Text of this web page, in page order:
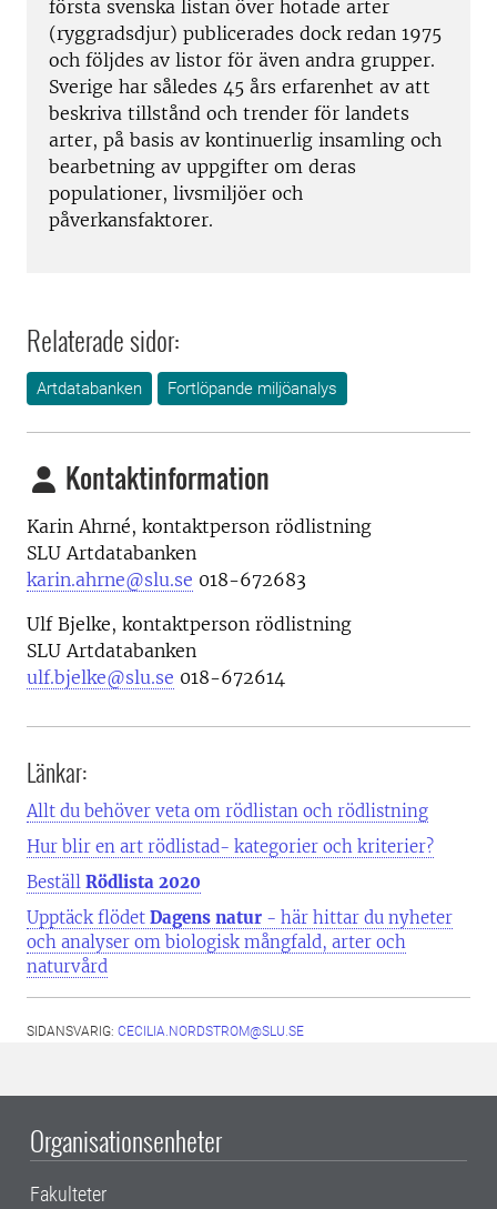
första svenska listan över hotade arter
(ryggradsdjur) publicerades dock redan 1975
och följdes av listor för även andra grupper.
Sverige har således 45 års erfarenhet av att
beskriva tillstånd och trender för landets
arter, på basis av kontinuerlig insamling och
bearbetning av uppgifter om deras
populationer, livsmiljöer och
påverkansfaktorer.
Relaterade sidor:
Artdatabanken Fortlöpande miljöanalys
Kontaktinformation
Karin Ahrné, kontaktperson rödlistning
SLU Artdatabanken
karin.ahrne@slu.se 018-672683
Ulf Bjelke, kontaktperson rödlistning
SLU Artdatabanken
ulf.bjelke@slu.se 018-672614
Länkar:
Allt du behöver veta om rödlistan och rödlistning
Hur blir en art rödlistad- kategorier och kriterier?
Beställ Rödlista 2020
Upptäck flödet Dagens natur - här hittar du nyheter
och analyser om biologisk mångfald, arter och
naturvård
SIDANSVARIG: CECILIA.NORDSTROM@SLU.SE
Organisationsenheter
Fakulteter